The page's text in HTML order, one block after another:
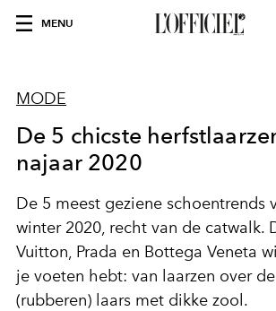
MENU
MODE
De 5 chicste
najaar 2020
De 5 meest geziene schoentrends
winter 2020, recht van de catwalk.
Vuitton, Prada en Bottega Veneta
je voeten hebt: van laarzen over
(rubberen) laars met dikke zool.